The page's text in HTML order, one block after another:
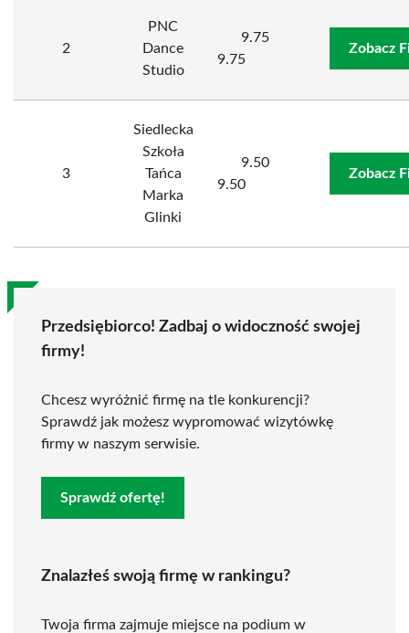
2
PNC
Dance
Studio
9.75
9.75
Zobacz
3
Siedlecka
Szkoła
Tańca
Marka
Glinki
9.50
9.50
Zobacz
Przedsiębiorco! Zadbaj o widoczność swojej
firmy!
Chcesz wyróżnić firmę na tle konkurencji?
Sprawdź jak możesz wypromować wizytówkę
firmy w naszym serwisie.
Sprawdź ofertę!
Znalazłeś swoją firmę w rankingu?
Twoja firma zajmuje miejsce na podium w